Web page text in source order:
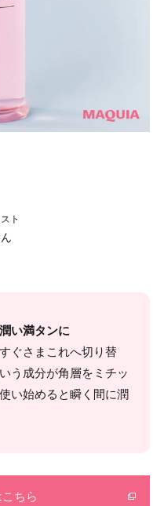
ト
い満タンに
ぐさまこれへ切り替
う成分が角層をミチッ
い始めると瞬く間に潤
ちら